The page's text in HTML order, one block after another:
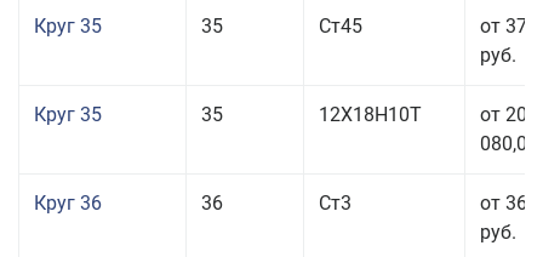
Круг 35 35 Ст45
от 37
руб.
Круг 35 35 12Х18Н10Т
от 208
080,00
Круг 36 36 Ст3
от 36
руб.